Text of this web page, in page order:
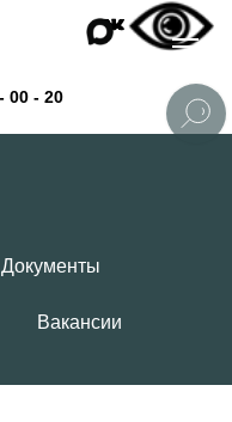
Документы
Вакансии